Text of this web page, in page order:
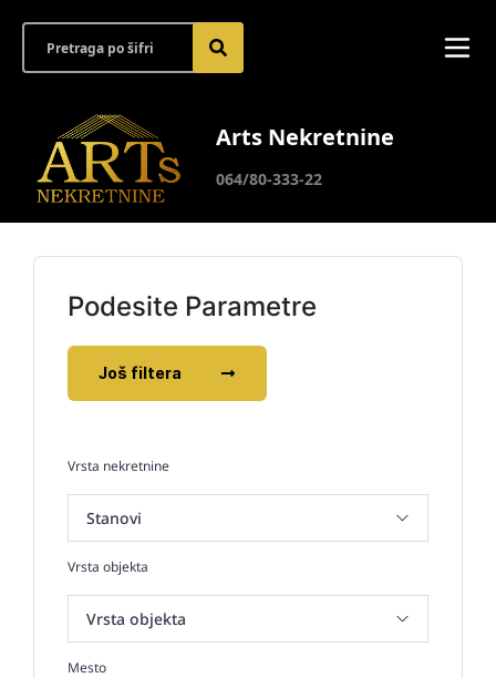
Arts Nekretnine
064/80-333-22
Podesite Parametre
Još filtera
Vrsta nekretnine
Vrsta objekta
Mesto